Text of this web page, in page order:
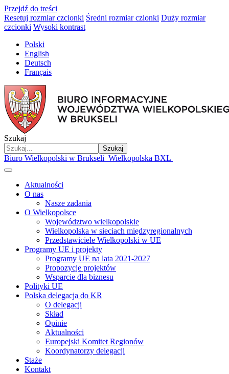
Przejdź do treści
Resetuj rozmiar czcionki Średni rozmiar czionki Duży rozmiar
czcionki Wysoki kontrast
Polski
English
Deutsch
Français
Szukaj
Szukaj
Biuro Wielkopolski w Brukseli Wielkopolska BXL
Aktualności
O nas
Nasze zadania
O Wielkopolsce
Województwo wielkopolskie
Wielkopolska w sieciach międzyregionalnych
Przedstawiciele Wielkopolski w UE
Programy UE i projekty
Programy UE na lata 2021-2027
Propozycje projektów
Wsparcie dla biznesu
Polityki UE
Polska delegacja do KR
O delegacji
Skład
Opinie
Aktualności
Europejski Komitet Regionów
Koordynatorzy delegacji
Staże
Kontakt